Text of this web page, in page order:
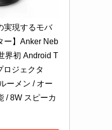
実現するモバ
ー】Anker Neb
界初 Android T
ロジェクタ
ーメン / オー
/ 8W スピーカ